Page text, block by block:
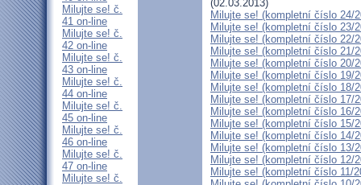
Milujte se! č.
41 on-line
Milujte se! č.
42 on-line
Milujte se! č.
43 on-line
Milujte se! č.
44 on-line
Milujte se! č.
45 on-line
Milujte se! č.
46 on-line
Milujte se! č.
47 on-line
Milujte se! č.
(02.03.2013)
Milujte se! (kompletní číslo 24/
Milujte se! (kompletní číslo 23/
Milujte se! (kompletní číslo 22/
Milujte se! (kompletní číslo 21/
Milujte se! (kompletní číslo 20/
Milujte se! (kompletní číslo 19/
Milujte se! (kompletní číslo 18/
Milujte se! (kompletní číslo 17/
Milujte se! (kompletní číslo 16/
Milujte se! (kompletní číslo 15/
Milujte se! (kompletní číslo 14/
Milujte se! (kompletní číslo 13/
Milujte se! (kompletní číslo 12/
Milujte se! (kompletní číslo 11/